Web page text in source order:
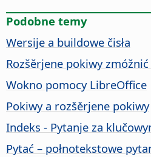
Podobne temy
Wersije a buildowe čisła
Rozšěrjene pokiwy
Wokno pomocy LibreOffice
Pokiwy a rozšěrjene pokiwy
Indeks - Pytanje za
Pytać – połnotekstowe